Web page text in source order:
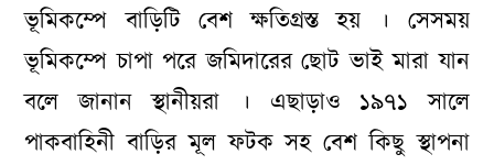
ভূমিকম্পে বাড়িটি বেশ ক্ষতিগ্রস্ত হয় । সেসময়
ভূমিকম্পে চাপা পরে জমিদারের ছোট ভাই মারা যান
বলে জানান স্থানীয়রা । এছাড়াও ১৯৭১ সালে
পাকবাহিনী বাড়ির মূল ফটক সহ বেশ কিছু স্থাপনা